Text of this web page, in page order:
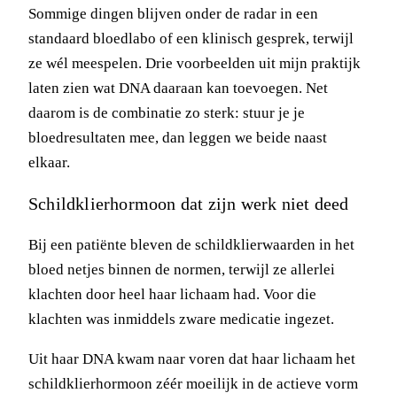
Sommige dingen blijven onder de radar in een
standaard bloedlabo of een klinisch gesprek, terwijl
ze wél meespelen. Drie voorbeelden uit mijn praktijk
laten zien wat DNA daaraan kan toevoegen. Net
daarom is de combinatie zo sterk: stuur je je
bloedresultaten mee, dan leggen we beide naast
elkaar.
Schildklierhormoon dat zijn werk niet deed
Bij een patiënte bleven de schildklierwaarden in het
bloed netjes binnen de normen, terwijl ze allerlei
klachten door heel haar lichaam had. Voor die
klachten was inmiddels zware medicatie ingezet.
Uit haar DNA kwam naar voren dat haar lichaam het
schildklierhormoon zéér moeilijk in de actieve vorm